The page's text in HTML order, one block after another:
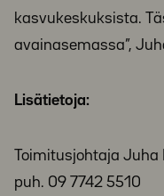
kasvukeskuksista.
avainasemassa”,
Lisätietoja:
Toimitusjohtaja Juha
puh. 09 7742 5510